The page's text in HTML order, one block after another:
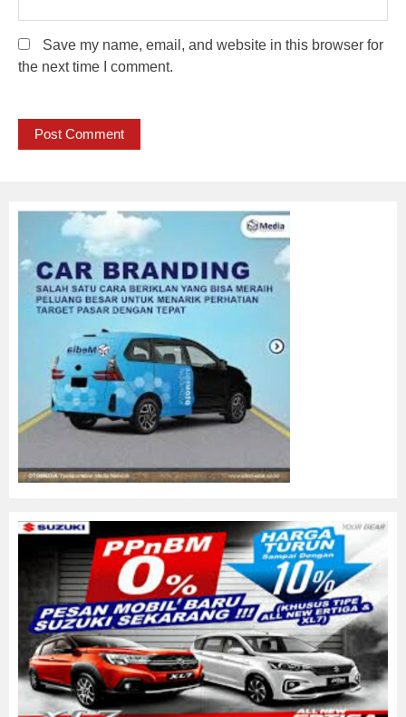
Save my name, email, and website in this browser for
the next time I comment.